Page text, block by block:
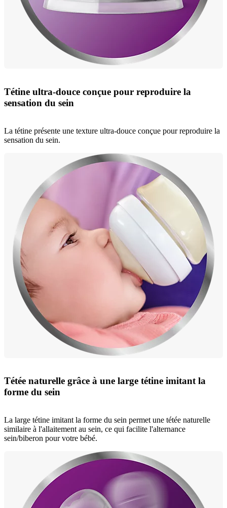
Tétine ultra-douce conçue pour reproduire la
sensation du sein
La tétine présente une texture ultra-douce conçue pour reproduire la
sensation du sein.
Tétée naturelle grâce à une large tétine imitant la
forme du sein
La large tétine imitant la forme du sein permet une tétée naturelle
similaire à l'allaitement au sein, ce qui facilite l'alternance
sein/biberon pour votre bébé.